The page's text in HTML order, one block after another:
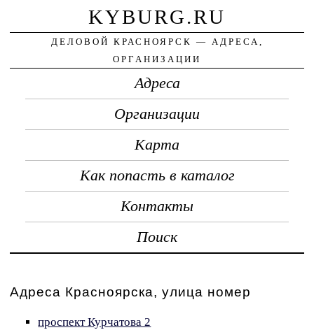
KYBURG.RU
ДЕЛОВОЙ КРАСНОЯРСК — АДРЕСА,
ОРГАНИЗАЦИИ
Адреса
Организации
Карта
Как попасть в каталог
Контакты
Поиск
Адреса Красноярска, улица номер
проспект Курчатова 2